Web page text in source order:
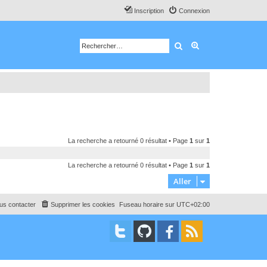
Connexion
Inscription
Rechercher
La recherche a retourné 0 résultat • Page 1 sur 1
La recherche a retourné 0 résultat • Page 1 sur 1
Aller
Fuseau horaire sur UTC+02:00
Supprimer les cookies
contacter